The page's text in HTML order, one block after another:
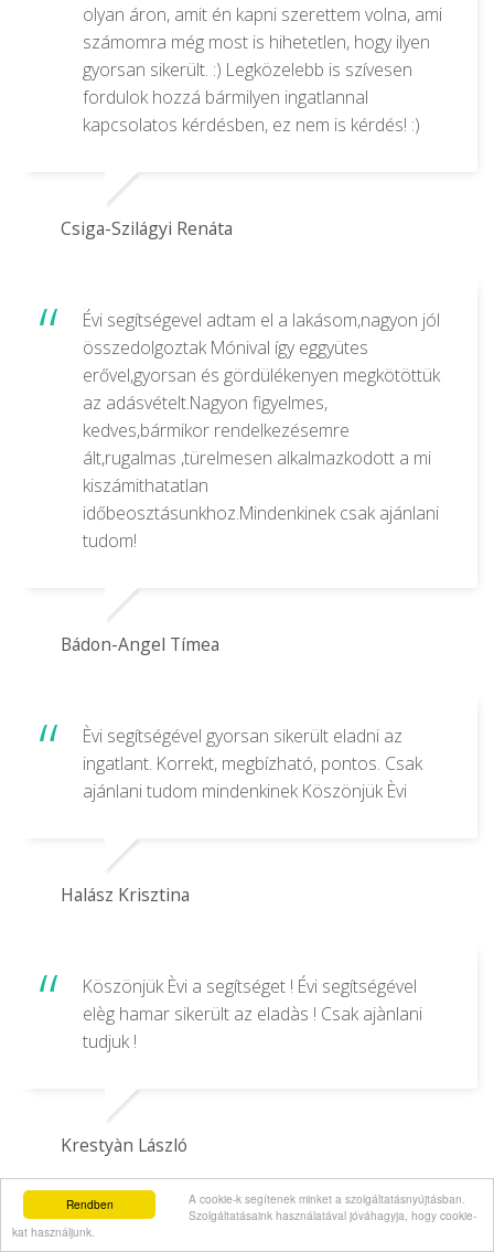
Rendben
A cookie-k segítenek minket a szolgáltatásnyújtásban.
Szolgáltatásaink használatával jóváhagyja, hogy cookie-
kat használjunk.
olyan áron, amit én kapni szerettem volna, ami
számomra még most is hihetetlen, hogy ilyen
gyorsan sikerült. :) Legközelebb is szívesen
fordulok hozzá bármilyen ingatlannal
kapcsolatos kérdésben, ez nem is kérdés! :)
Csiga-Szilágyi Renáta
Évi segítségevel adtam el a lakásom,nagyon jól
összedolgoztak Mónival így eggyütes
erővel,gyorsan és gördülékenyen megkötöttük
az adásvételt.Nagyon figyelmes,
kedves,bármikor rendelkezésemre
ált,rugalmas ,türelmesen alkalmazkodott a mi
kiszámithatatlan
időbeosztásunkhoz.Mindenkinek csak ajánlani
tudom!
Bádon-Angel Tímea
Èvi segítségével gyorsan sikerült eladni az
ingatlant. Korrekt, megbízható, pontos. Csak
ajánlani tudom mindenkinek Köszönjük Èvi
Halász Krisztina
Köszönjük Èvi a segítséget ! Évi segítségével
elèg hamar sikerült az eladàs ! Csak ajànlani
tudjuk !
Krestyàn László
Évát mindenkinek jó szívvel tudom ajánlani,